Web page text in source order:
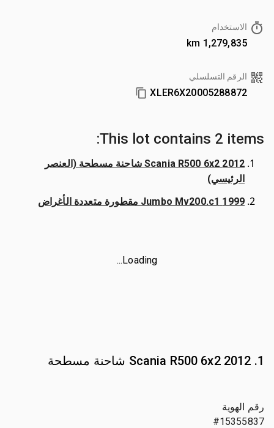
الاستخدام
1,279,835 km
الرقم التسلسلي
XLER6X20005288872
This lot contains 2 items:
2012 Scania R500 6x2 شاحنة مسطحة (العنصر
الرئيسي)
1999 Jumbo Mv200.c1 مقطورة متعددة الأغراض
Loading...
1. 2012 Scania R500 6x2 شاحنة مسطحة
رقم الهوية
#15355837